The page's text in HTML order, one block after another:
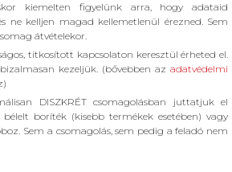
kiemelten figyelünk arra, hogy adataid
ne kelljen magad kellemetlenül érezned. Sem
átvételekor.
titkosított kapcsolaton keresztül érheted el.
kezeljük. (bővebben azadatvédelmi
DISZKRÉT csomagolásban juttatjuk el
boríték (kisebb termékek esetében) vagy
Sem a csomagolás, sem pedig a feladó nem